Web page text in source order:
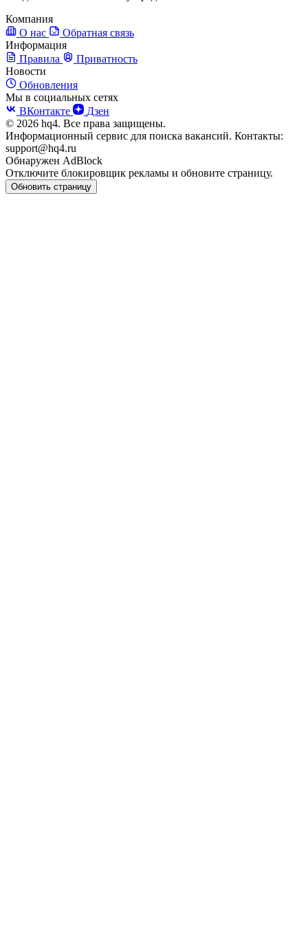
Компания
О нас
Обратная связь
Информация
Правила
Приватность
Новости
Обновления
Мы в социальных сетях
ВКонтакте
Дзен
© 2026 hq4. Все права защищены.
Информационный сервис для поиска вакансий. Контакты:
support@hq4.ru
Обнаружен AdBlock
Отключите блокировщик рекламы и обновите страницу.
Обновить страницу